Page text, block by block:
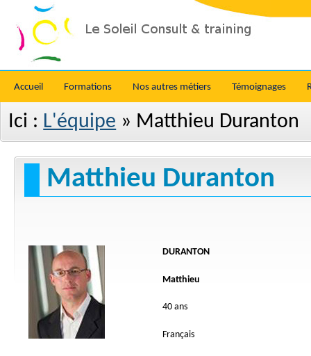
Accueil Formations Nos autres métiers Témoignages
Ici : L'équipe » Matthieu Duranton
Matthieu Duranton
DURANTON
Matthieu
40 ans
Français